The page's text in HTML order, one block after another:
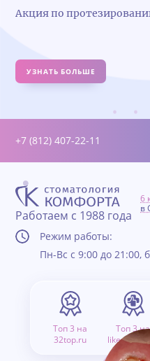
Удалили зуб —
УЗНАТЬ БОЛЬШЕ
+7 (812) 407-22-11
Работаем с 1988 года
6
в
Режим работы:
Пн-Вс с 9:00 до 21:00,
Топ 3 на
32top.ru
Топ 3 на